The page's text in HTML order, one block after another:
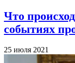
Что
событиях
25 июля 2021